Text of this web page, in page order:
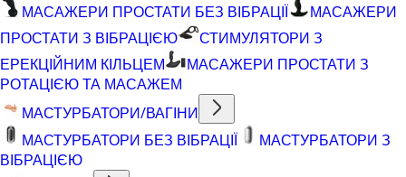
МАСАЖЕРИ ПРОСТАТИ БЕЗ ВІБРАЦІЇ
МАСАЖЕРИ
ПРОСТАТИ З ВІБРАЦІЄЮ
СТИМУЛЯТОРИ З
ЕРЕКЦІЙНИМ КІЛЬЦЕМ
МАСАЖЕРИ ПРОСТАТИ З
РОТАЦІЄЮ ТА МАСАЖЕМ
МАСТУРБАТОРИ/ВАГІНИ
МАСТУРБАТОРИ БЕЗ ВІБРАЦІЇ
МАСТУРБАТОРИ З
ВІБРАЦІЄЮ